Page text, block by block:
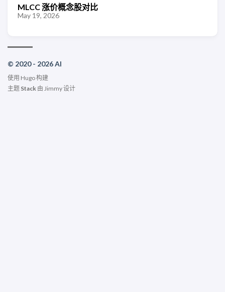
MLCC 涨价概念股对比
May 19, 2026
© 2020 - 2026 AI
使用 Hugo构建
主题 Stack 由 Jimmy设计